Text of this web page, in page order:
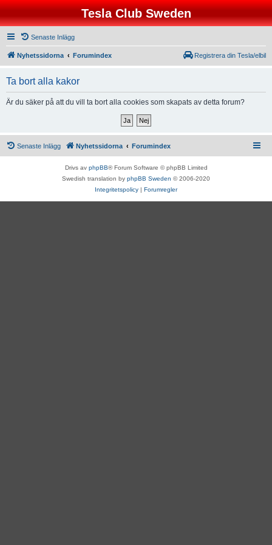
Tesla Club Sweden
Senaste Inlägg
Nyhetssidorna Forumindex Registrera din Tesla/elbil
Ta bort alla kakor
Är du säker på att du vill ta bort alla cookies som skapats av detta forum?
Senaste Inlägg Nyhetssidorna Forumindex
Drivs av phpBB® Forum Software © phpBB Limited
Swedish translation by phpBB Sweden © 2006-2020
Integritetspolicy | Forumregler